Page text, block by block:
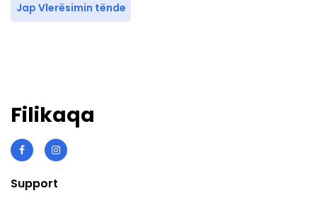
Jap Vlerësimin tënde
Filikaqa
Support